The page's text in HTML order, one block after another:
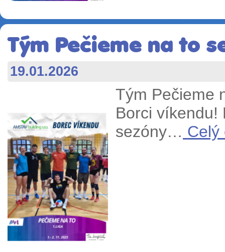
Tým Pečieme na to
19.01.2026
Tým Pečieme
Borci víkendu!
sezóny… Celý